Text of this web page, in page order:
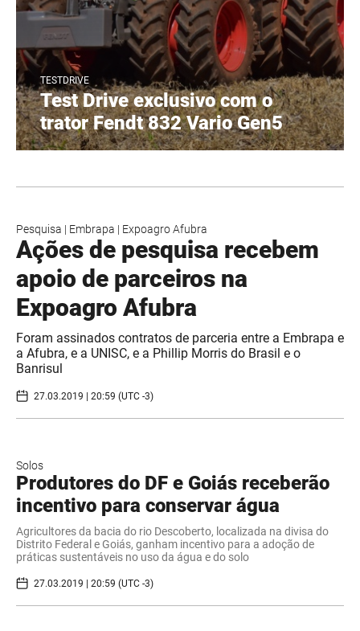
TESTDRIVE
Test Drive exclusivo com o
trator Fendt 832 Vario Gen5
Pesquisa | Embrapa | Expoagro Afubra
Ações de pesquisa recebem
apoio de parceiros na
Expoagro Afubra
Foram assinados contratos de parceria entre a Embrapa e
a Afubra, e a UNISC, e a Phillip Morris do Brasil e o
Banrisul
27.03.2019 | 20:59 (UTC -3)
Solos
Produtores do DF e Goiás receberão
incentivo para conservar água
Agricultores da bacia do rio Descoberto, localizada na divisa do
Distrito Federal e Goiás, ganham incentivo para a adoção de
práticas sustentáveis no uso da água e do solo
27.03.2019 | 20:59 (UTC -3)